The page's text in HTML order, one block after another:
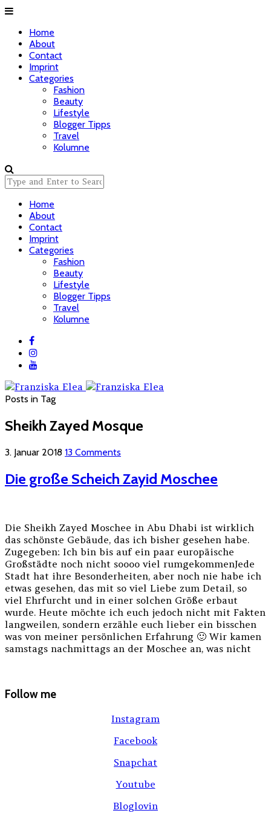
Home
About
Contact
Imprint
Categories
Fashion
Beauty
Lifestyle
Blogger Tipps
Travel
Kolumne
Home
About
Contact
Imprint
Categories
Fashion
Beauty
Lifestyle
Blogger Tipps
Travel
Kolumne
Posts in Tag
Sheikh Zayed Mosque
3. Januar 2018 13 Comments
Die große Scheich Zayid Moschee
Die Sheikh Zayed Moschee in Abu Dhabi ist wirklich
das schönste Gebäude, das ich bisher gesehen habe.
Zugegeben: Ich bin bis auf ein paar europäische
Großstädte noch nicht soooo viel rumgekommenJede
Stadt hat ihre Besonderheiten, aber noch nie habe ich
etwas gesehen, das mit so viel Liebe zum Detail, so
viel Ehrfurcht und in einer solchen Größe erbaut
wurde. Heute möchte ich euch jedoch nicht mit Fakten
langweilen, sondern erzähle euch lieber ein bisschen
was von meiner persönlichen Erfahrung 🙂 Wir kamen
samstags nachmittags an der Moschee an, was nicht
Follow me
Instagram
Facebook
Snapchat
Youtube
Bloglovin